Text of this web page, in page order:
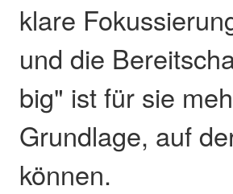
klare
und die
big" ist für sie
Grundlage, auf
können.